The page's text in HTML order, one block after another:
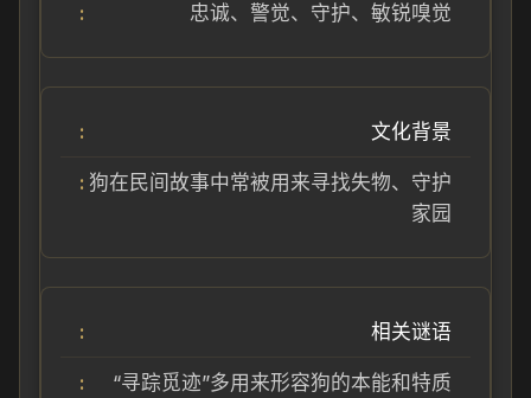
忠诚、警觉、守护、敏锐嗅觉
文化背景
狗在民间故事中常被用来寻找失物、守护
家园
相关谜语
“寻踪觅迹”多用来形容狗的本能和特质